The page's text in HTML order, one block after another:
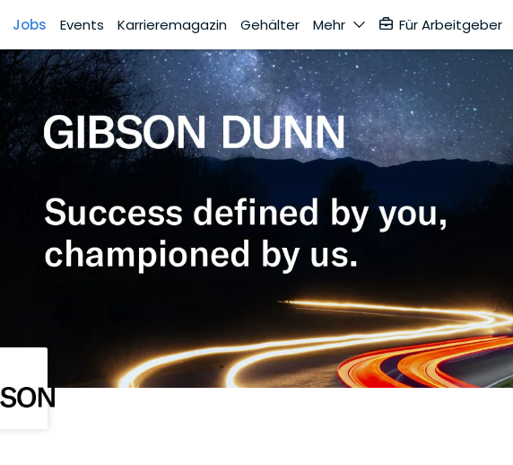
Jobs Events Karrieremagazin Gehälter Mehr Für Arbeitgeber